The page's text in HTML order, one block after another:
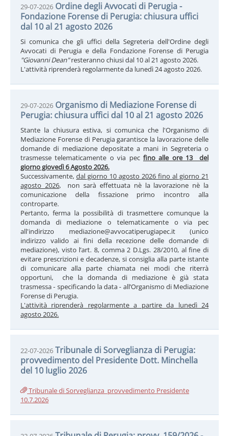
29-07-2026 Ordine degli Avvocati di Perugia -
Fondazione Forense di Perugia: chiusura uffici
dal 10 al 21 agosto 2026
Si comunica che gli uffici della Segreteria dell'Ordine degli
Avvocati di Perugia e della Fondazione Forense di Perugia
"Giovanni Dean"resteranno chiusi dal 10 al 21 agosto 2026.
L'attività riprenderà regolarmente da lunedì 24 agosto 2026.
29-07-2026 Organismo di Mediazione Forense di
Perugia: chiusura uffici dal 10 al 21 agosto 2026
Stante la chiusura estiva, si comunica che l'Organismo di
Mediazione Forense di Perugia garantisce la lavorazione delle
domande di mediazione depositate a mani in Segreteria o
trasmesse telematicamente o via pec fino alle ore 13 del
giorno giovedì 6 Agosto 2026.
Successivamente, dal giorno 10 agosto 2026 fino al giorno 21
agosto 2026, non sarà effettuata nè la lavorazione nè la
comunicazione della fissazione primo incontro alla
controparte.
Pertanto, ferma la possibilità di trasmettere comunque la
domanda di mediazione o telematicamente o via pec
all'indirizzo mediazione@avvocatiperugiapec.it (unico
indirizzo valido ai fini della recezione delle domande di
mediazione), visto l’art. 8, comma 2 D.Lgs. 28/2010, al fine di
evitare prescrizioni e decadenze, si consiglia alla parte istante
di comunicare alla parte chiamata nei modi che riterrà
opportuni, che la domanda di mediazione è già stata
trasmessa - specificando la data - all’Organismo di Mediazione
Forense di Perugia.
L'attività riprenderà regolarmente a partire da lunedì 24
agosto 2026.
22-07-2026 Tribunale di Sorveglianza di Perugia:
provvedimento del Presidente Dott. Minchella
del 10 luglio 2026
Tribunale di Sorveglianza_provvedimento Presidente
10.7.2026